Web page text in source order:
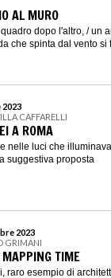
AL MURO
dopo l'altro, / un
che spinta dal vento si
CAFFARELLI
A ROMA
nelle luci che
suggestiva proposta
2023
GRIMANI
TIME
raro esempio di